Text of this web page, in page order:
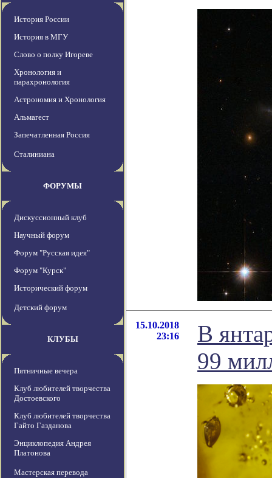
История России
История в МГУ
Слово о полку Игореве
Хронология и
парахронология
Астрономия и Хронология
Альмагест
Запечатленная Россия
Сталиниана
ФОРУМЫ
Дискуссионный клуб
Научный форум
Форум "Русская идея"
Форум "Курск"
Исторический форум
Детский форум
КЛУБЫ
Пятничные вечера
Клуб любителей творчества
Достоевского
Клуб любителей творчества
Гайто Газданова
Энциклопедия Андрея
Платонова
Мастерская перевода
15.10.2018
23:16
В
99